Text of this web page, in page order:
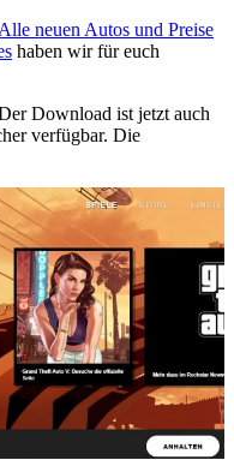
Alle neuen Autos und Preise
haben wir für euch
Download ist jetzt auch
verfügbar. Die